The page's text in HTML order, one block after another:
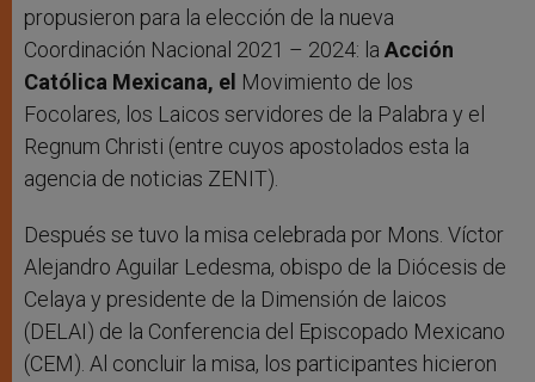
propusieron para la elección de la nueva
Coordinación Nacional 2021 – 2024: la Acción
Católica Mexicana, el Movimiento de los
Focolares, los Laicos servidores de la Palabra y el
Regnum Christi (entre cuyos apostolados esta la
agencia de noticias ZENIT).
Después se tuvo la misa celebrada por Mons. Víctor
Alejandro Aguilar Ledesma, obispo de la Diócesis de
Celaya y presidente de la Dimensión de laicos
(DELAI) de la Conferencia del Episcopado Mexicano
(CEM). Al concluir la misa, los participantes hicieron